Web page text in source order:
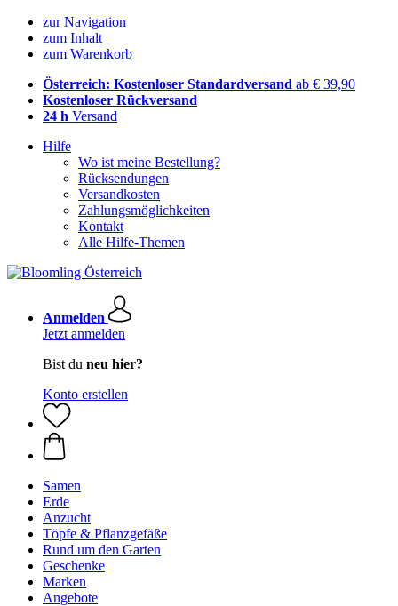
zur Navigation
zum Inhalt
zum Warenkorb
Österreich: Kostenloser Standardversand ab € 39,90
Kostenloser Rückversand
24 h Versand
Hilfe
Wo ist meine Bestellung?
Rücksendungen
Versandkosten
Zahlungsmöglichkeiten
Kontakt
Alle Hilfe-Themen
Anmelden
Jetzt anmelden
Bist du neu hier?
Konto erstellen
Samen
Erde
Anzucht
Töpfe & Pflanzgefäße
Rund um den Garten
Geschenke
Marken
Angebote